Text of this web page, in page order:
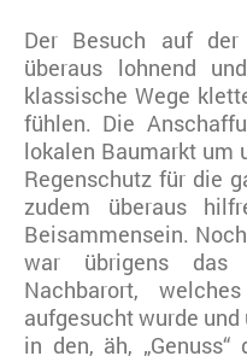
Der Besuch auf
überaus lohnend
klassische Wege
fühlen. Die
lokalen Baumarkt um
Regenschutz für die
zudem überaus
Beisammensein.
war übrigens das
Nachbarort,
aufgesucht wurde
in den, äh,